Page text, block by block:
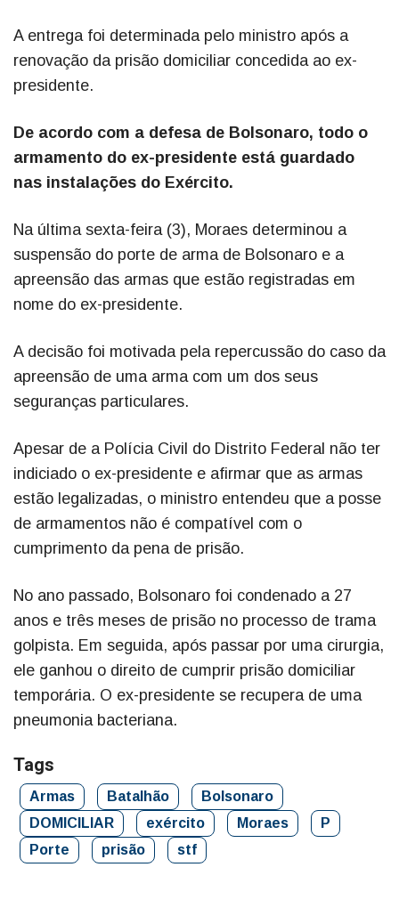
A entrega foi determinada pelo ministro após a
renovação da prisão domiciliar concedida ao ex-
presidente.
De acordo com a defesa de Bolsonaro, todo o
armamento do ex-presidente está guardado
nas instalações do Exército.
Na última sexta-feira (3), Moraes determinou a
suspensão do porte de arma de Bolsonaro e a
apreensão das armas que estão registradas em
nome do ex-presidente.
A decisão foi motivada pela repercussão do caso da
apreensão de uma arma com um dos seus
seguranças particulares.
Apesar de a Polícia Civil do Distrito Federal não ter
indiciado o ex-presidente e afirmar que as armas
estão legalizadas, o ministro entendeu que a posse
de armamentos não é compatível com o
cumprimento da pena de prisão.
No ano passado, Bolsonaro foi condenado a 27
anos e três meses de prisão no processo de trama
golpista. Em seguida, após passar por uma cirurgia,
ele ganhou o direito de cumprir prisão domiciliar
temporária. O ex-presidente se recupera de uma
pneumonia bacteriana.
Tags
Armas Batalhão
Bolsonaro
DOMICILIAR
exército Moraes
P
Porte
prisão stf